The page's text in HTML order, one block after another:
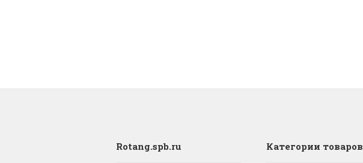
Rotang.spb.ru Категории товаров